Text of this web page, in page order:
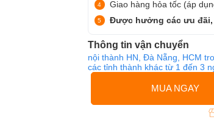
Giao hàng hỏa tốc (áp
Được hưởng các ưu đãi,
Thông tin vận chuyển
nội thành HN, Đà Nẵng, HCM
các tỉnh thành khác từ 1 đến 3
MUA NGAY